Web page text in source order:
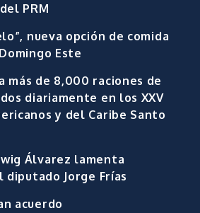
PRM
nueva opción de comida
Este
más de 8,000 raciones de
diariamente en los XXV
y del Caribe Santo
Álvarez lamenta
Jorge Frías
acuerdo